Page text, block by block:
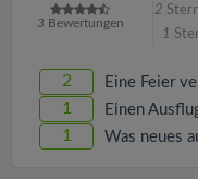
3 Bewertungen
2
1
2 Eine Feier
1 Einen
1 Was neues